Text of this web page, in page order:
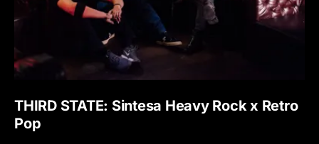
THIRD STATE: Sintesa Heavy Rock x Retro
Pop